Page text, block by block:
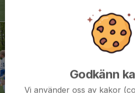
Godkänn
Vi använder oss av kakor